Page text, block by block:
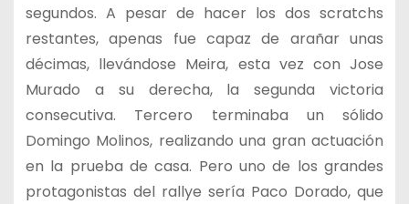
segundos. A pesar de hacer los dos scratchs
restantes, apenas fue capaz de arañar unas
décimas, llevándose Meira, esta vez con Jose
Murado a su derecha, la segunda victoria
consecutiva. Tercero terminaba un sólido
Domingo Molinos, realizando una gran actuación
en la prueba de casa. Pero uno de los grandes
protagonistas del rallye sería Paco Dorado, que